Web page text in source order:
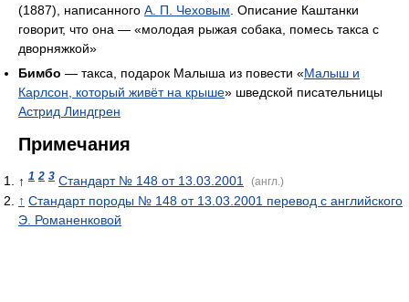
(1887), написанного А. П. Чеховым . Описание Каштанки
говорит, что она — «молодая рыжая собака, помесь такса с
дворняжкой»
Бимбо — такса, подарок Малыша из повести «Малыш и
Карлсон, который живёт на крыше» шведской писательницы
Астрид Линдгрен
Примечания
↑ 1 2 3 Стандарт № 148 от 13.03.2001 (англ.)
↑ Стандарт породы № 148 от 13.03.2001 перевод с английского
Э. Романенковой